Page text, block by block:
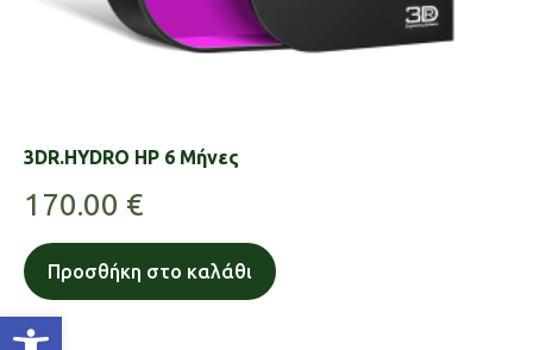
Ανοίξτε τη γραμμή εργαλείων
3DR.HYDRO HP 6 Μήνες
170.00 €
Προσθήκη στο καλάθι